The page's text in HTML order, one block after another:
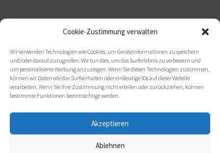
Cookie-Zustimmung verwalten
Wir verwenden Technologien wie Cookies, um Geräteinformationen zu speichern
und/oder darauf zuzugreifen. Wir tun dies, um das Surferlebnis zu verbessern und
um personalisierte Werbung anzuzeigen. Wenn Sie diesen Technologien zustimmen,
können wir Daten wie das Surfverhalten oder eindeutige IDs auf dieser Website
verarbeiten. Wenn Sie Ihre Zustimmung nicht erteilen oder zurückziehen, können
bestimmte Funktionen beeinträchtigt werden.
Akzeptieren
Ablehnen